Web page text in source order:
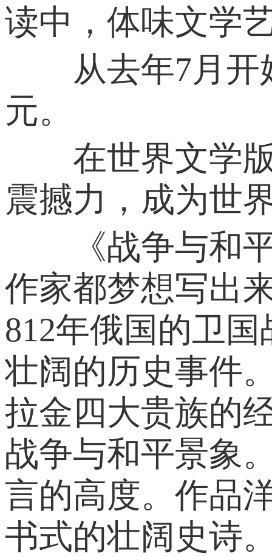
读中，体味文学
从去年7月开始
元。
在世界文学版
震撼力，成为世
《战争与和平
作家都梦想写出
812年俄国的卫
壮阔的历史事件
拉金四大贵族的
战争与和平景象
言的高度。作品
书式的壮阔史诗